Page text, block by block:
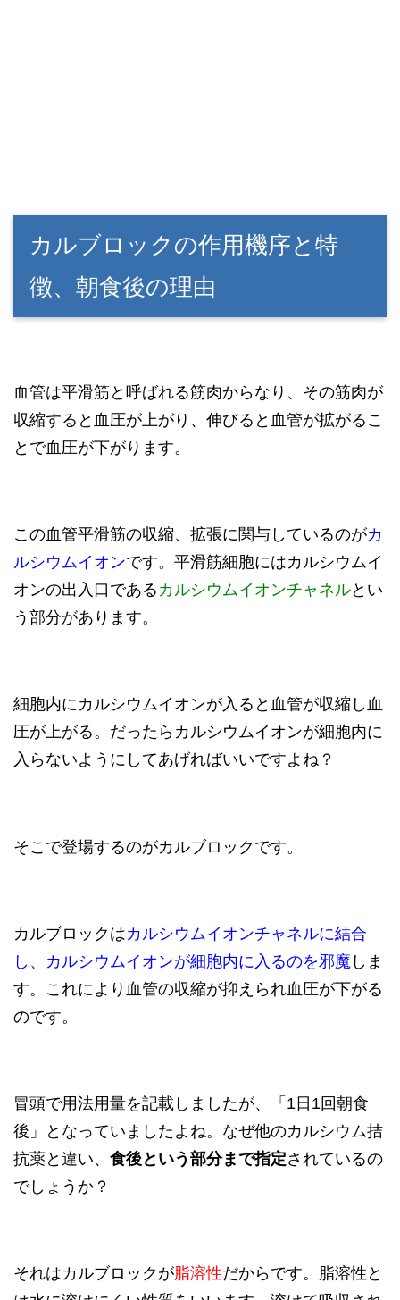
カルブロックの作用機序と特
徴、朝食後の理由
血管は平滑筋と呼ばれる筋肉からなり、その筋肉が
収縮すると血圧が上がり、伸びると血管が拡がるこ
とで血圧が下がります。
この血管平滑筋の収縮、拡張に関与しているのがカ
ルシウムイオンです。平滑筋細胞にはカルシウムイ
オンの出入口である カルシウムイオンチャネルとい
う部分があります。
細胞内にカルシウムイオンが入ると血管が収縮し血
圧が上がる。だったらカルシウムイオンが細胞内に
入らないようにしてあげればいいですよね？
そこで登場するのがカルブロックです。
カルブロックはカルシウムイオンチャネルに結合
し、カルシウムイオンが細胞内に入るのを邪魔 しま
す。これにより血管の収縮が抑えられ血圧が下がる
のです。
冒頭で用法用量を記載しましたが、「1日1回朝食
後」となっていましたよね。なぜ他のカルシウム拮
抗薬と違い、 食後という部分まで指定されているの
でしょうか？
それはカルブロックが脂溶性だからです。脂溶性と